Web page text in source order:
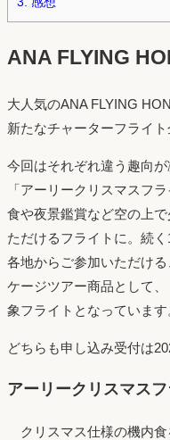
ANA FLYING
大人気のANA FLYING
新たなチャーターフライト
今回はそれぞれ違う趣向
「アーリークリスマスフ
食や夜景鑑賞など空の上
ただけるフライトに。続
各地からご参加いただけ
ケージツアー商品として
象フライトとなっています
どちらも申し込み受付は
アーリークリスマス
クリスマス仕様の機内食